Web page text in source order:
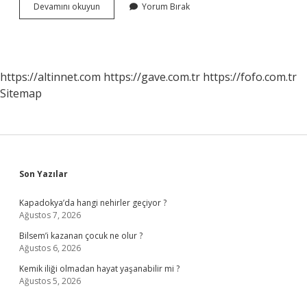
Devamını okuyun
Bulut
Yorum Bırak
https://altinnet.com https://gave.com.tr https://fofo.com.tr
Sitemap
Sidebar
Son Yazılar
Kapadokya’da hangi nehirler geçiyor ?
Ağustos 7, 2026
Bilsem’i kazanan çocuk ne olur ?
Ağustos 6, 2026
Kemik iliği olmadan hayat yaşanabilir mi ?
Ağustos 5, 2026